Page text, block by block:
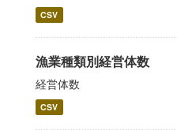
CSV
漁業種類別経営体数
経営体数
CSV